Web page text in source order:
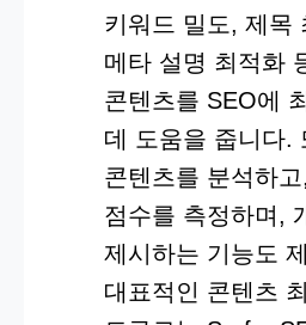
키워드 밀도, 제목
메타 설명 최적화
콘텐츠를 SEO에
데 도움을 줍니다.
콘텐츠를 분석하
점수를 측정하며,
제시하는 기능도
대표적인 콘텐츠